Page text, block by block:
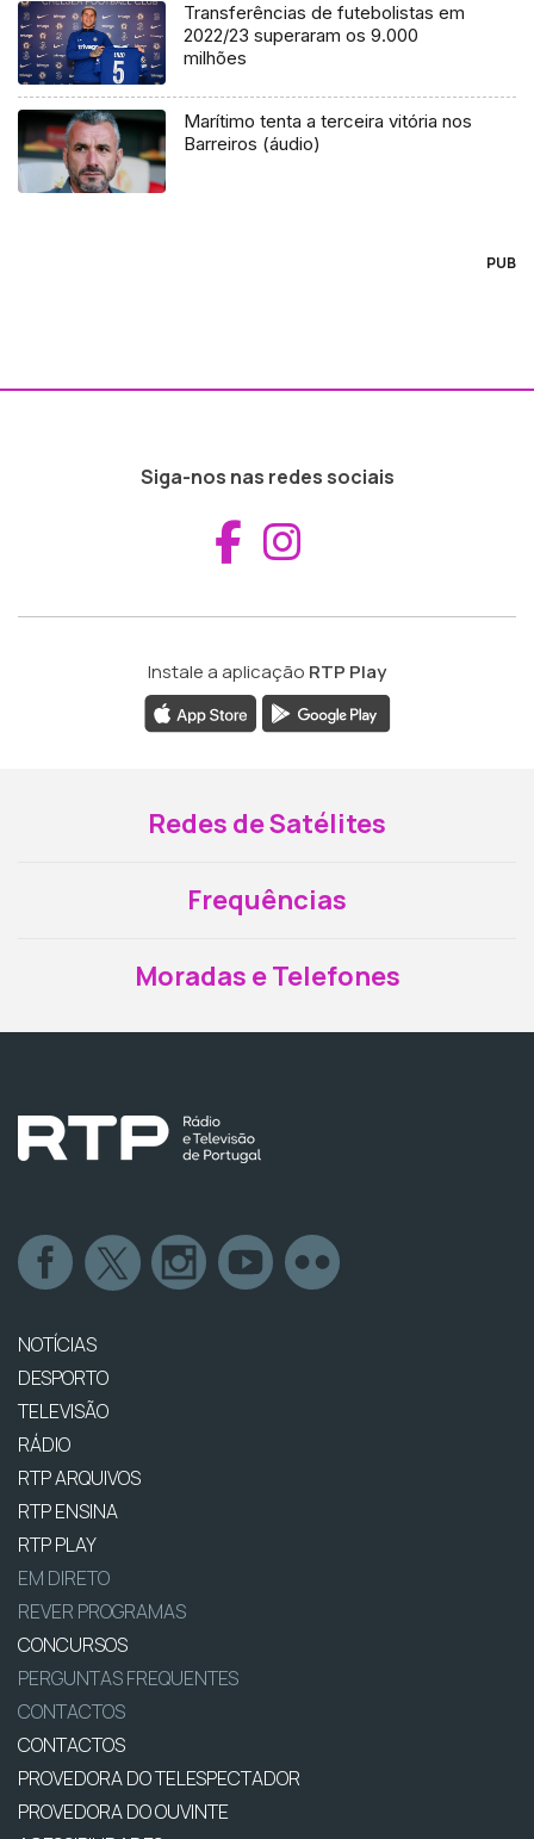
Transferências de futebolistas em
2022/23 superaram os 9.000
milhões
Marítimo tenta a terceira vitória nos
Barreiros (áudio)
PUB
Siga-nos nas redes sociais
Aceder ao
Instale a aplicação RTP Play
Redes de Satélites
Frequências
Moradas e Telefones
NOTÍCIAS
DESPORTO
TELEVISÃO
RÁDIO
RTP ARQUIVOS
RTP ENSINA
RTP PLAY
EM DIRETO
REVER PROGRAMAS
CONCURSOS
PERGUNTAS FREQUENTES
CONTACTOS
CONTACTOS
PROVEDORA DO TELESPECTADOR
PROVEDORA DO OUVINTE